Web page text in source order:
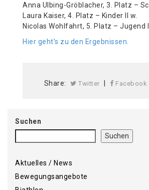
Anna Ulbing-Gröblacher, 3. Platz –
Laura Kaiser, 4. Platz – Kinder II w.
Nicolas Wohlfahrt, 5. Platz – Jugend
Hier geht’s zu den Ergebnissen.
Share: Twitter Facebook
Suchen
Suchen
Aktuelles / News
Bewegungsangebote